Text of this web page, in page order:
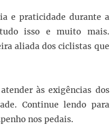
e praticidade durante a
isso e muito mais.
aliada dos ciclistas que
às exigências dos
Continue lendo para
nos pedais.